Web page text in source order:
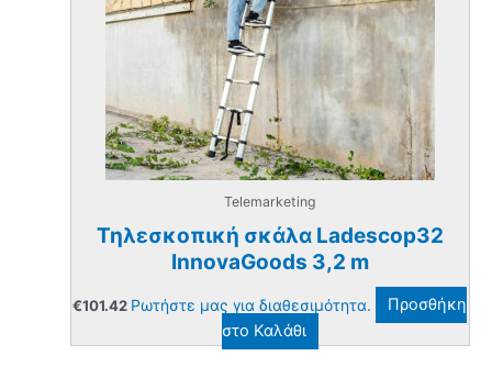
Telemarketing
Τηλεσκοπική σκάλα Ladescop32
InnovaGoods 3,2 m
€101.42 Ρωτήστε μας για διαθεσιμότητα.
Προσθήκη
στο Καλάθι